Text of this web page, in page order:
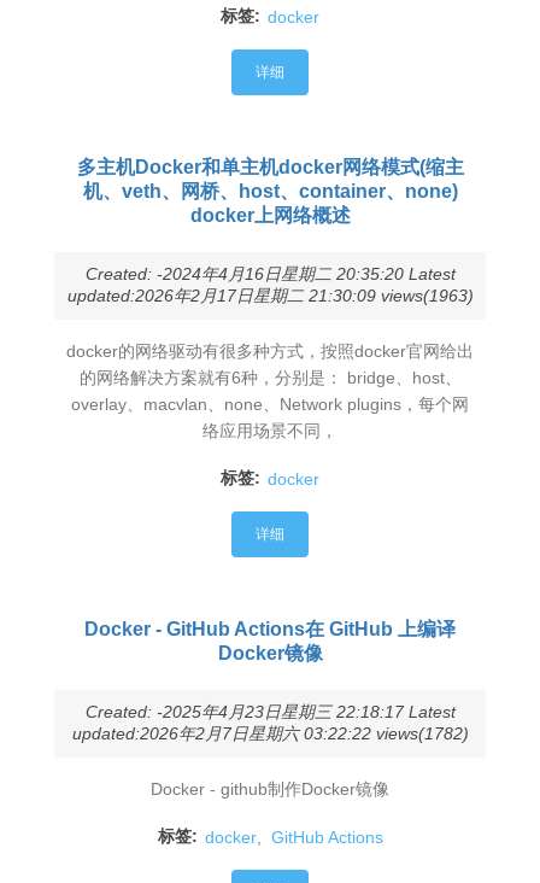
标签: docker
详细
多主机Docker和单主机docker网络模式(缩主
机、veth、网桥、host、container、none)
docker上网络概述
Created: -2024年4月16日星期二 20:35:20 Latest
updated:2026年2月17日星期二 21:30:09 views(1963)
docker的网络驱动有很多种方式，按照docker官网给出
的网络解决方案就有6种，分别是： bridge、host、
overlay、macvlan、none、Network plugins，每个网
络应用场景不同，
标签: docker
详细
Docker - GitHub Actions在 GitHub 上编译
Docker镜像
Created: -2025年4月23日星期三 22:18:17 Latest
updated:2026年2月7日星期六 03:22:22 views(1782)
Docker - github制作Docker镜像
标签: docker, GitHub Actions